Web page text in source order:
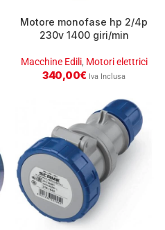
Motore monofase hp 2/4p
230v 1400 giri/min
Macchine Edili, Motori elettrici
340,00€ Iva Inclusa